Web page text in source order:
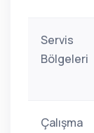
Servis
Bölgeleri
Çalışma